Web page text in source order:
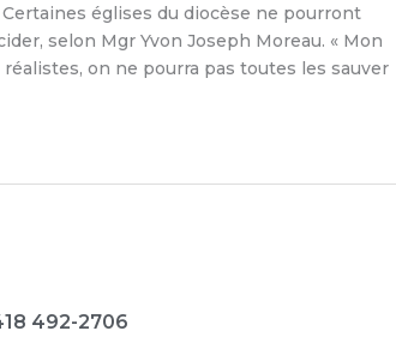
Certaines églises du diocèse ne pourront
selon Mgr Yvon Joseph Moreau. « Mon
on ne pourra pas toutes les sauver
492-2706